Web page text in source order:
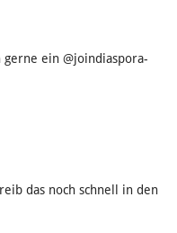
gerne ein @joindiaspora-
das noch schnell in den